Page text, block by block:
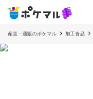
産直・通販のポケマル 加工食品